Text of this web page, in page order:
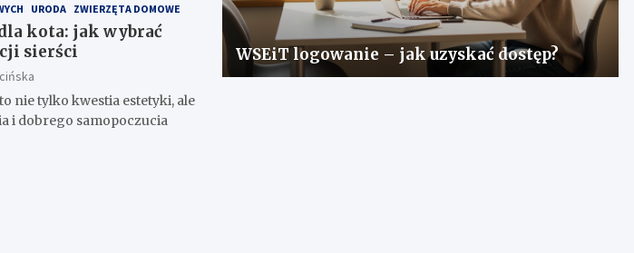
URODA ZWIERZĘTA DOMOWE
kota: jak wybrać
sierści
nie tylko kwestia estetyki, ale
i dobrego samopoczucia
WSEiT logowanie – jak uzyskać dostęp?